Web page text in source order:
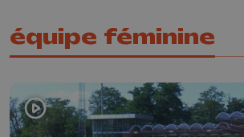
équipe féminine